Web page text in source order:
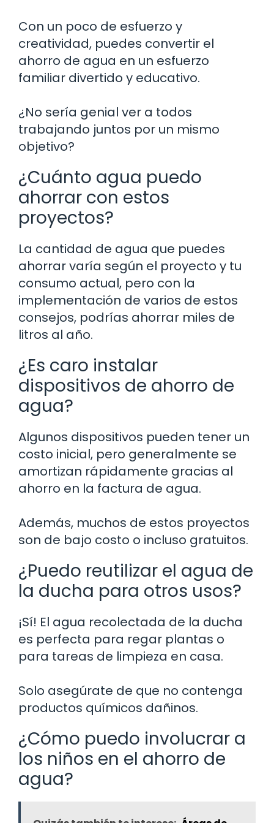
Con un poco de esfuerzo y
creatividad, puedes convertir el
ahorro de agua en un esfuerzo
familiar divertido y educativo.
¿No sería genial ver a todos
trabajando juntos por un mismo
objetivo?
¿Cuánto agua puedo
ahorrar con estos
proyectos?
La cantidad de agua que puedes
ahorrar varía según el proyecto y tu
consumo actual, pero con la
implementación de varios de estos
consejos, podrías ahorrar miles de
litros al año.
¿Es caro instalar
dispositivos de ahorro de
agua?
Algunos dispositivos pueden tener un
costo inicial, pero generalmente se
amortizan rápidamente gracias al
ahorro en la factura de agua.
Además, muchos de estos proyectos
son de bajo costo o incluso gratuitos.
¿Puedo reutilizar el agua de
la ducha para otros usos?
¡Sí! El agua recolectada de la ducha
es perfecta para regar plantas o
para tareas de limpieza en casa.
Solo asegúrate de que no contenga
productos químicos dañinos.
¿Cómo puedo involucrar a
los niños en el ahorro de
agua?